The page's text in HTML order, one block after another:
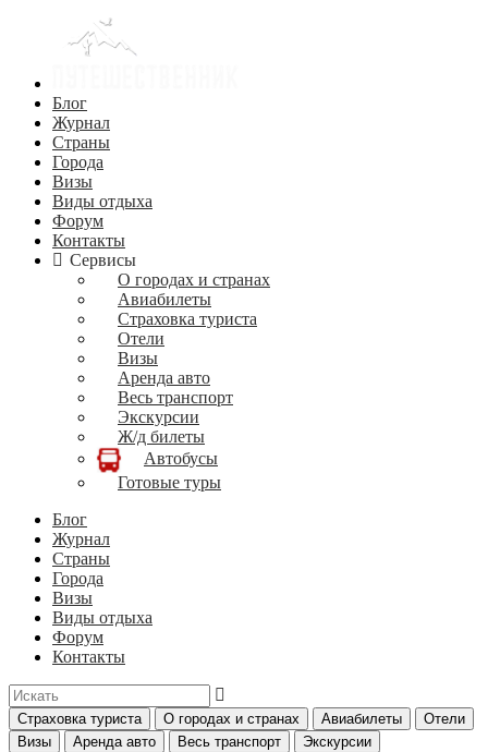
Блог
Журнал
Страны
Города
Визы
Виды отдыха
Форум
Контакты
Сервисы
О городах и странах
Авиабилеты
Страховка туриста
Отели
Визы
Аренда авто
Весь транспорт
Экскурсии
Ж/д билеты
Автобусы
Готовые туры
Блог
Журнал
Страны
Города
Визы
Виды отдыха
Форум
Контакты
Страховка туриста О городах и странах Авиабилеты
Отели
Визы
Аренда авто Весь транспорт
Экскурсии